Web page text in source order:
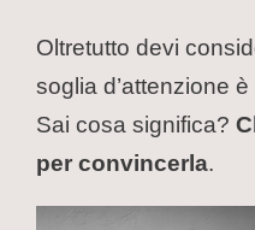
Oltretutto devi
soglia d’attenzione
Sai cosa significa?
per convincerla.